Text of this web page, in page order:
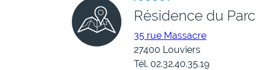
Résidence du Parc
35 rue Massacre
27400 Louviers
Tél. 02.32.40.35.19